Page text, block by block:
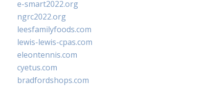
e-smart2022.org
ngrc2022.org
leesfamilyfoods.com
lewis-lewis-cpas.com
eleontennis.com
cyetus.com
bradfordshops.com